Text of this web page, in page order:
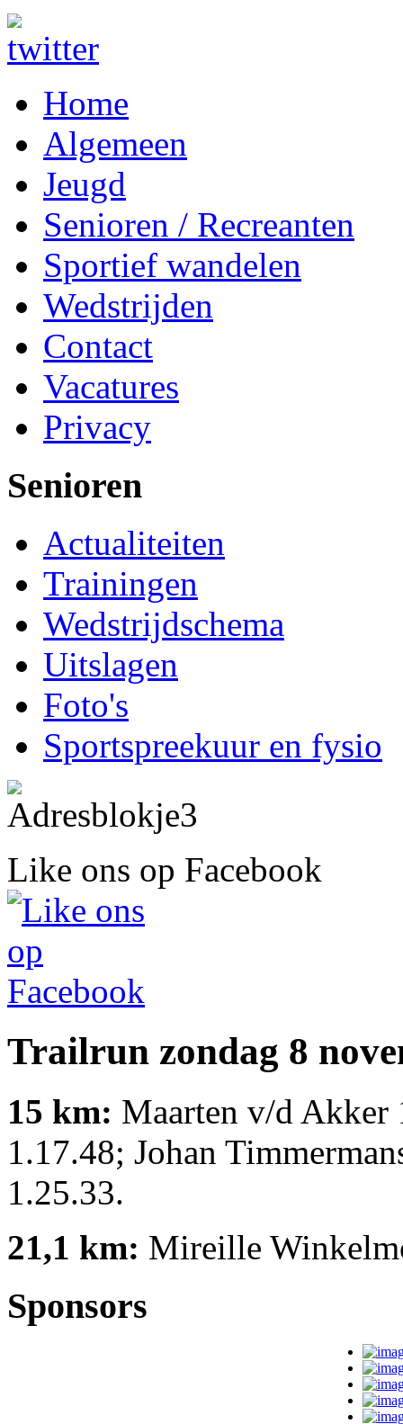
Home
Algemeen
Jeugd
Senioren / Recreanten
Sportief wandelen
Wedstrijden
Contact
Vacatures
Privacy
Senioren
Actualiteiten
Trainingen
Wedstrijdschema
Uitslagen
Foto's
Sportspreekuur en fysio
Like ons op Facebook
Trailrun zondag 8
15 km: Maarten v/d Akker
1.17.48; Johan
1.25.33.
21,1 km: Mireille
Sponsors